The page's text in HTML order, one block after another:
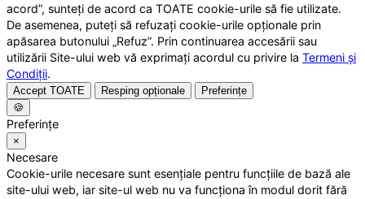
acord”, sunteți de acord ca TOATE cookie-urile să fie utilizate.
De asemenea, puteți să refuzați cookie-urile opționale prin
apăsarea butonului „Refuz”. Prin continuarea accesării sau
utilizării Site-ului web vă exprimați acordul cu privire la Termeni și
Condiții.
Accept TOATE Resping opționale
Preferințe
🍪
Preferințe
×
Necesare
Cookie-urile necesare sunt esențiale pentru funcțiile de bază ale
site-ului web, iar site-ul web nu va funcționa în modul dorit fără